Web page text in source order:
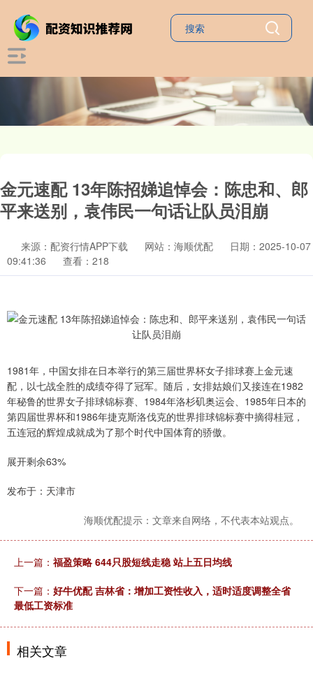
金元速配 13年陈招娣追悼会：陈忠和、郎
平来送别，袁伟民一句话让队员泪崩
来源：配资行情APP下载 网站：海顺优配
日期：2025-10-07
09:41:36
查看：218
1981年，中国女排在日本举行的第三届世界杯女子排球赛上金元速
配，以七战全胜的成绩夺得了冠军。随后，女排姑娘们又接连在1982
年秘鲁的世界女子排球锦标赛、1984年洛杉矶奥运会、1985年日本的
第四届世界杯和1986年捷克斯洛伐克的世界排球锦标赛中摘得桂冠，
五连冠的辉煌成就成为了那个时代中国体育的骄傲。
展开剩余63%
发布于：天津市
海顺优配提示：文章来自网络，不代表本站观点。
上一篇： 福盈策略 644只股短线走稳 站上五日均线
下一篇： 好牛优配 吉林省：增加工资性收入，适时适度调整全省
最低工资标准
相关文章